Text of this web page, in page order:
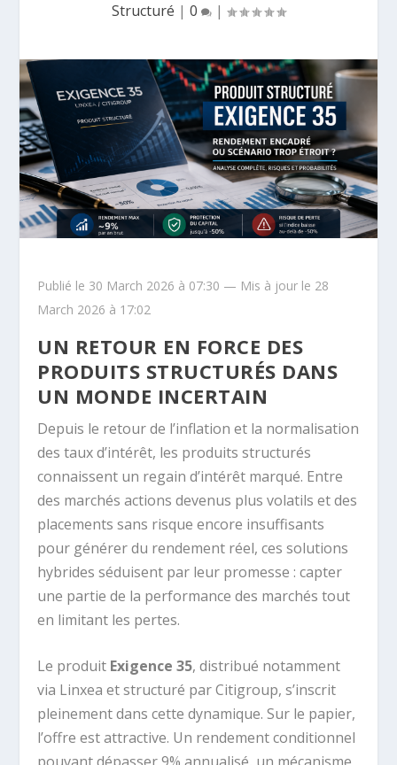
Structuré | 0 |
Publié le 30 March 2026 à 07:30 — Mis à jour le 28
March 2026 à 17:02
UN RETOUR EN FORCE DES
PRODUITS STRUCTURÉS DANS
UN MONDE INCERTAIN
Depuis le retour de l’inflation et la normalisation
des taux d’intérêt, les produits structurés
connaissent un regain d’intérêt marqué. Entre
des marchés actions devenus plus volatils et des
placements sans risque encore insuffisants
pour générer du rendement réel, ces solutions
hybrides séduisent par leur promesse : capter
une partie de la performance des marchés tout
en limitant les pertes.
Le produit Exigence 35, distribué notamment
via Linxea et structuré par Citigroup, s’inscrit
pleinement dans cette dynamique. Sur le papier,
l’offre est attractive. Un rendement conditionnel